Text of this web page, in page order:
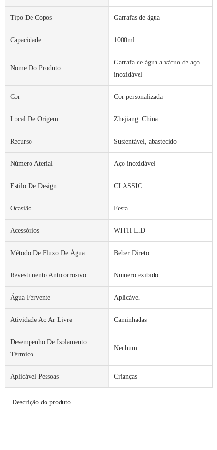
Tipo De Copos Garrafas de água
Capacidade 1000ml
Nome Do Produto
Garrafa de água a vácuo de aço
inoxidável
Cor Cor personalizada
Local De Origem Zhejiang, China
Recurso Sustentável, abastecido
Número Aterial Aço inoxidável
Estilo De Design CLASSIC
Ocasião Festa
Acessórios WITH LID
Método De Fluxo De Água Beber Direto
Revestimento Anticorrosivo Número exibido
Água Fervente Aplicável
Atividade Ao Ar Livre Caminhadas
Desempenho De Isolamento
Térmico
Nenhum
Aplicável Pessoas Crianças
Descrição do produto